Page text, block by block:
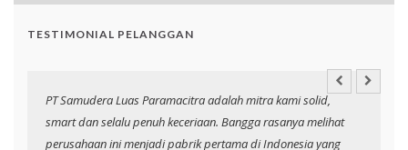
TESTIMONIAL PELANGGAN
PT Samudera Luas Paramacitra adalah mitra kami solid,
smart dan selalu penuh keceriaan. Bangga rasanya melihat
perusahaan ini menjadi pabrik pertama di Indonesia yang